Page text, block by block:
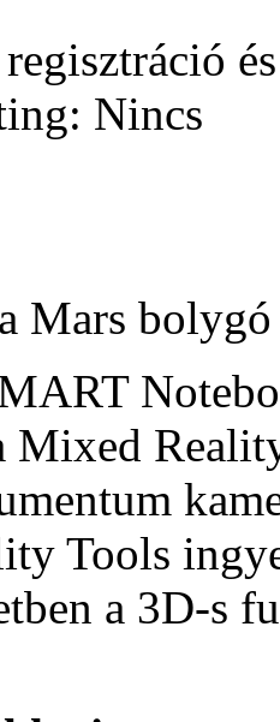
Nincs
Mars bolygó
Mixed
Tools
a 3D-s